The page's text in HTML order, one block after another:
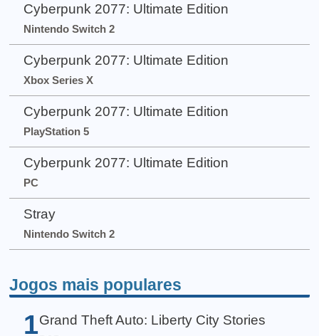
Cyberpunk 2077: Ultimate Edition
Nintendo Switch 2
Cyberpunk 2077: Ultimate Edition
Xbox Series X
Cyberpunk 2077: Ultimate Edition
PlayStation 5
Cyberpunk 2077: Ultimate Edition
PC
Stray
Nintendo Switch 2
Jogos mais populares
1 Grand Theft Auto: Liberty City Stories